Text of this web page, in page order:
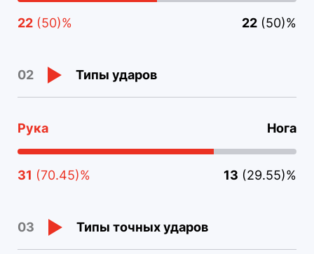
22 (50)% 22 (50)%
02 Типы ударов
Рука Нога
31 (70.45)% 13 (29.55)%
03 Типы точных ударов